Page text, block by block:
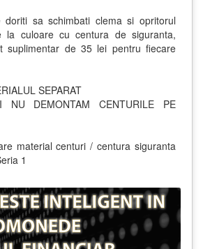
sa schimbati clema si opritorul
la culoare cu centura de siguranta,
suplimentar de 35 lei pentru fiecare
SEPARAT
NU DEMONTAM CENTURILE PE
material centuri / centura siguranta
1